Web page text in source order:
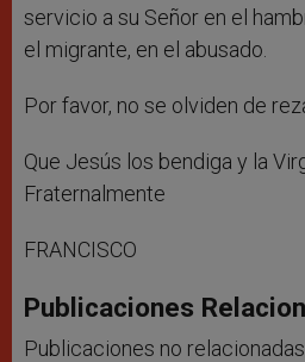
servicio a su Señor en el
el migrante, en el abusado.
Por favor, no se olviden de
Que Jesús los bendiga y la
Fraternalmente
FRANCISCO
Publicaciones
Publicaciones no